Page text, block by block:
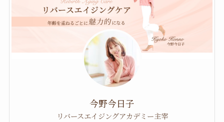
今野今日子
リバースエイジングアカデミー主宰